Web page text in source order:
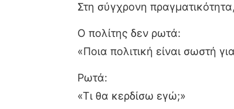
Στη σύγχρονη
Ο πολίτης δεν ρωτά:
«Ποια πολιτική είναι σωστή
Ρωτά:
«Τι θα κερδίσω εγώ;»